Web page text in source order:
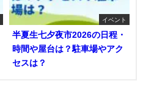
イベント
半夏生七夕夜市2026の日程・
時間や屋台は？駐車場やアク
セスは？